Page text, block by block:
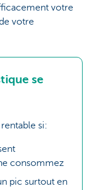
votre
votre
se
si:
consommez
pic surtout en